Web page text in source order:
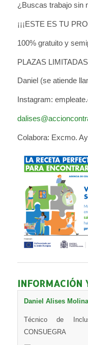
¿Buscas trabajo sin
¡¡¡ESTE ES TU
100% gratuito y
PLAZAS
Daniel (se atiende
Instagram:
Colabora: Excmo.
INFORMACIÓN
Daniel Alises Molina
Técnico de
CONSUEGRA